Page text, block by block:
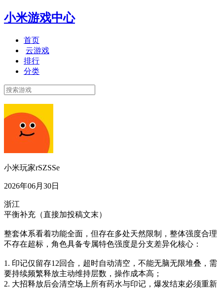
小米游戏中心
首页
云游戏
排行
分类
小米玩家rSZSSe
2026年06月30日
浙江
平衡补充（直接加投稿文末）
整套体系看着功能全面，但存在多处天然限制，整体强度合理
不存在超标，角色具备专属特色强度是分支差异化核心：
1. 印记仅留存12回合，超时自动清空，不能无脑无限堆叠，需
要持续频繁释放主动维持层数，操作成本高；
2. 大招释放后会清空场上所有药水与印记，爆发结束必须重新